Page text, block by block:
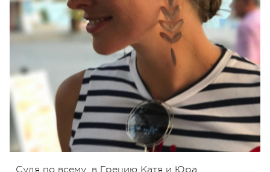
Судя по всему, в Грецию Катя и Юра